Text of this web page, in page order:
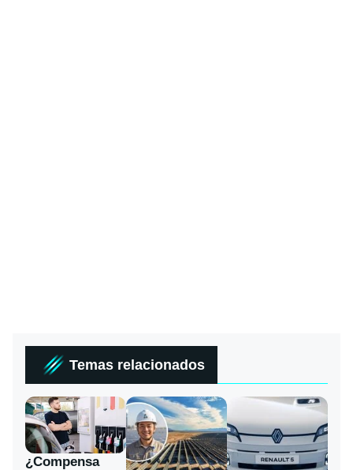
Temas relacionados
¿Compensa